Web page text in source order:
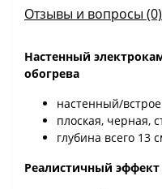
Отзывы и вопросы (0)
Настенный
обогрева
настенный/
плоская, черная,
глубина всего 13
Реалистичный